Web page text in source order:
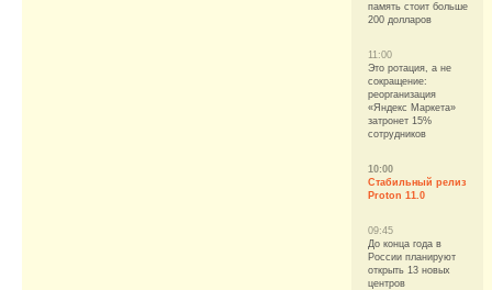
память стоит больше
200 долларов
11:00
Это ротация, а не
сокращение:
реорганизация
«Яндекс Маркета»
затронет 15%
сотрудников
10:00
Стабильный релиз
Proton 11.0
09:45
До конца года в
России планируют
открыть 13 новых
центров